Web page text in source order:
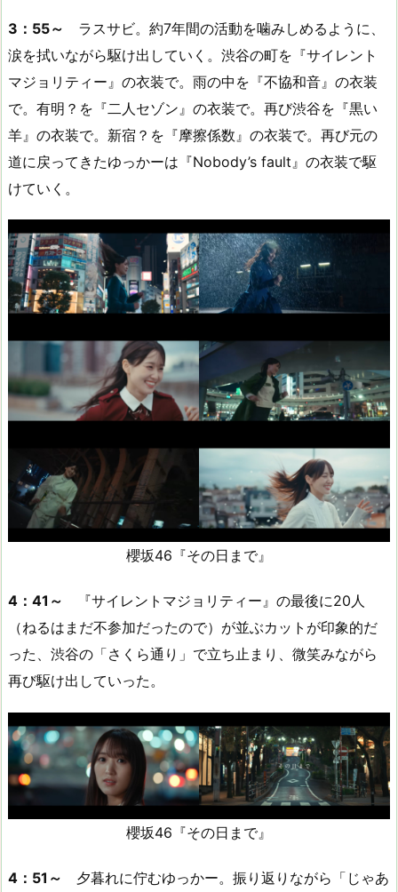
3：55～ ラスサビ。約7年間の活動を噛みしめるように、
涙を拭いながら駆け出していく。渋谷の町を『サイレント
マジョリティー』の衣装で。雨の中を『不協和音』の衣装
で。有明？を『二人セゾン』の衣装で。再び渋谷を『黒い
羊』の衣装で。新宿？を『摩擦係数』の衣装で。再び元の
道に戻ってきたゆっかーは『Nobody’s fault』の衣装で駆
けていく。
櫻坂46『その日まで』
4：41～ 『サイレントマジョリティー』の最後に20人
（ねるはまだ不参加だったので）が並ぶカットが印象的だ
った、渋谷の「さくら通り」で立ち止まり、微笑みながら
再び駆け出していった。
櫻坂46『その日まで』
4：51～ 夕暮れに佇むゆっかー。振り返りながら「じゃあ